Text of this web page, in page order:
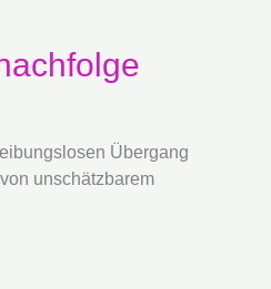
Übergang
unschätzbarem